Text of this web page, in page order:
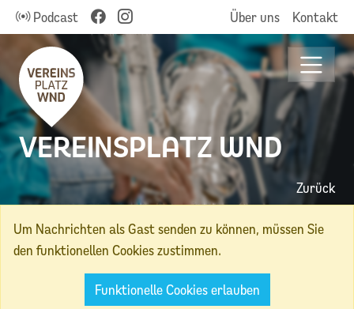
Podcast Über uns Kontakt
VEREINSPLATZ WND
Zurück
Um Nachrichten als Gast senden zu können, müssen Sie
den funktionellen Cookies zustimmen.
Funktionelle Cookies erlauben